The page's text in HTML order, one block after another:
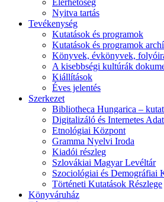
Elérhetőség
Nyitva tartás
Tevékenység
Kutatások és programok
Kutatások és programok
Könyvek, évkönyvek,
A kisebbségi kultúrák
Kiállítások
Éves jelentés
Szerkezet
Bibliotheca Hungarica –
Digitalizáló és Internetes
Etnológiai Központ
Gramma Nyelvi Iroda
Kiadói részleg
Szlovákiai Magyar Levéltár
Szociológiai és Demográfiai
Történeti Kutatások Részlege
Könyváruház